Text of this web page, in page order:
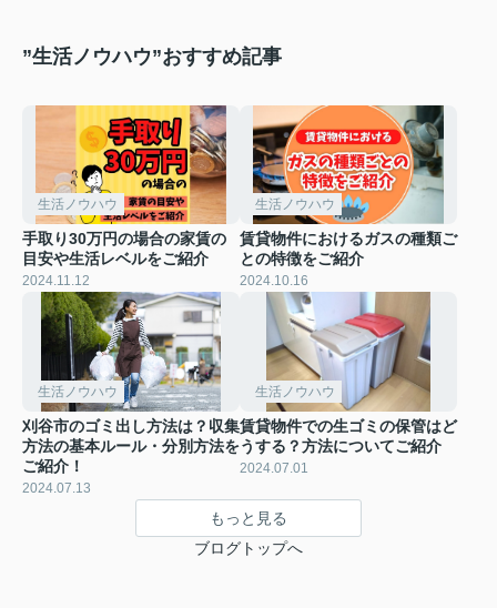
”生活ノウハウ”おすすめ記事
生活ノウハウ
手取り30万円の場合の家賃の
目安や生活レベルをご紹介
2024.11.12
生活ノウハウ
賃貸物件におけるガスの種類ご
との特徴をご紹介
2024.10.16
生活ノウハウ
刈谷市のゴミ出し方法は？収集
方法の基本ルール・分別方法を
ご紹介！
2024.07.13
生活ノウハウ
賃貸物件での生ゴミの保管はど
うする？方法についてご紹介
2024.07.01
もっと見る
ブログトップへ